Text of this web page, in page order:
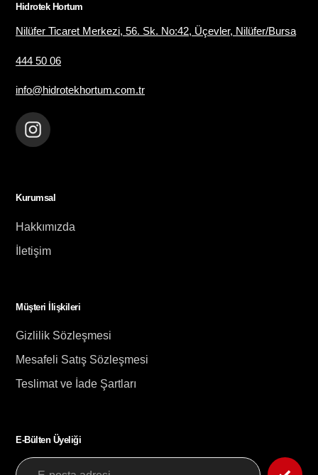
Hidrotek Hortum
Nilüfer Ticaret Merkezi, 56. Sk. No:42, Üçevler, Nilüfer/Bursa
444 50 06
info@hidrotekhortum.com.tr
Instagram
Kurumsal
Hakkımızda
İletişim
Müşteri İlişkileri
Gizlilik Sözleşmesi
Mesafeli Satış Sözleşmesi
Teslimat ve İade Şartları
E-Bülten Üyeliği